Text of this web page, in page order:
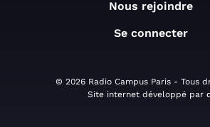
Nous rejoindre
Se connecter
© 2026 Radio Campus Paris - Tous
Site internet développé par